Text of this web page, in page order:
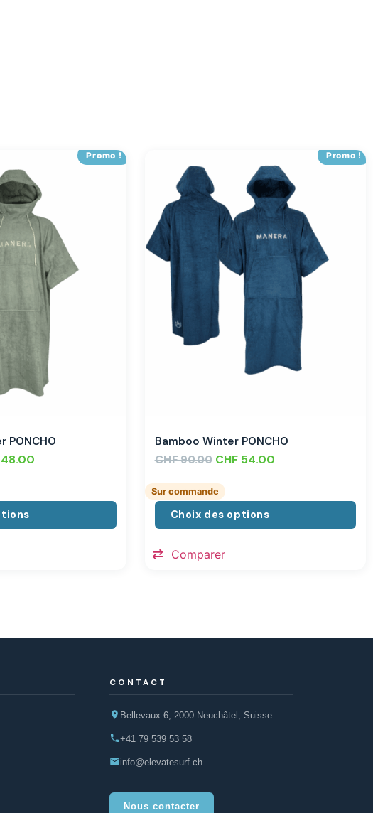
Promo !
PONCHO
48.00
Promo !
Bamboo Winter PONCHO
CHF90.00 CHF54.00
Sur commande
Choix des options
Comparer
CONTACT
Bellevaux 6, 2000 Neuchâtel, Suisse
+41 79 539 53 58
info@elevatesurf.ch
Nous contacter